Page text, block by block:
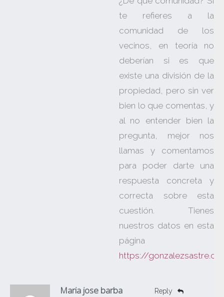
te refieres a la
comunidad de los
vecinos, en teoría no
deberían si es que
existe una división de la
propiedad, pero sin ver
bien lo que comentas, y
al no entender bien la
pregunta, mejor nos
llamas y comentamos
para poder darte una
respuesta concreta y
correcta sobre esta
cuestión. Tienes
nuestros datos en esta
página
https://
Maria jose barba Reply